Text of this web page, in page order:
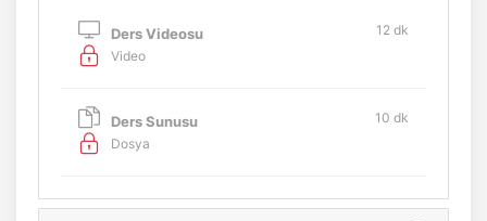
Ders Videosu
Video
12 dk
Ders Sunusu
Dosya
10 dk